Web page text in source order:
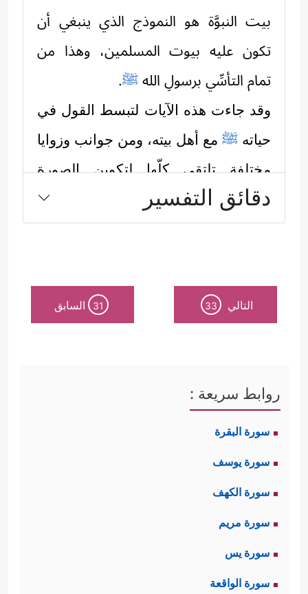
بيت النبوَّة هو النموذج الذي ينبغي أن
تكون عليه بيوت المسلمين، وهذا من
تمام التأسِّي برسولِ الله ﷺ.
وقد جاءت هذه الآيات لتبسط القول في
حياته ﷺ مع أهل بيته، ومن جوانب وزوايا
مختلفة تلتقي كلّها لتكوين الصورة
المتكاملة:
أولًا: يبدأ القرآن بالتنبيه إلى الأساس
القائم بينهﷺوبين كلِّ زوجة من زوجاته
﴿یَــٰۤـأَیُّهَا ٱلنَّبِیُّ قُل لِّأَزۡوَ ٰ⁠جِكَ إِن كُنتُنَّ تُرِدۡنَ ٱلۡحَیَوٰةَ
جَمِیلࣰا
وَإِن كُنتُنَّ تُرِدۡنَ ٱللَّهَ وَرَسُولَهُۥ وَٱلدَّارَ
ٱلۡأَخِرَةَ فَإِنَّ ٱللَّهَ أَعَدَّ لِلۡمُحۡسِنَـٰتِ مِنكُنَّ أَجۡرًا
دقائق التفسير
التالي 33
31 السابق
روابط سريعة :
سورة البقرة
سورة يوسف
سورة الكهف
سورة مريم
سورة يس
سورة الواقعة